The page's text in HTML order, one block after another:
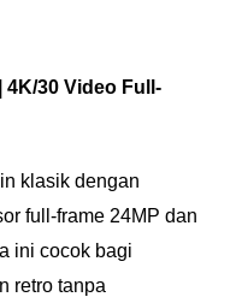
4K/30 Video Full-
klasik dengan
full-frame 24MP dan
ini cocok bagi
retro tanpa